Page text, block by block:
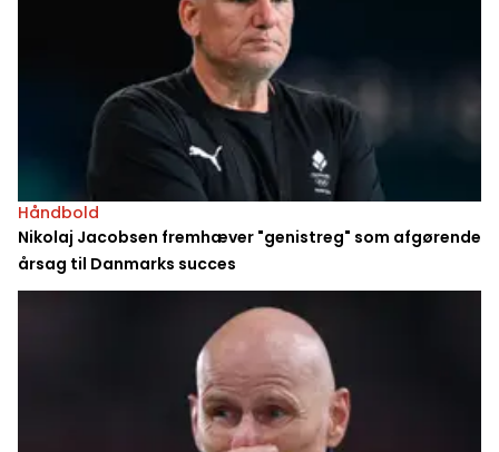
Håndbold
Nikolaj Jacobsen fremhæver "genistreg" som afgørende
årsag til Danmarks succes